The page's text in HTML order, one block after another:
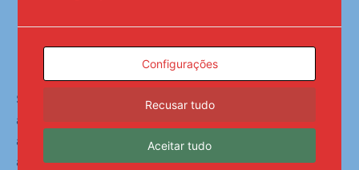
Exterminadores do futuro
Segundo ela, esse projeto aumentará os crimes
ambientais, avançará com o desmatamento, intensificará
a crise climática e agravará a pobreza e a insegurança
alimentar, afetando principalmente mulheres e meninas.
Configurações
Recusar tudo
Aceitar tudo